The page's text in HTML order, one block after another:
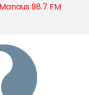
98.7 FM